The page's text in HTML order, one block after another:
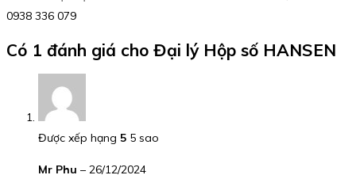
0938 336 079
Có 1 đánh giá cho Đại lý Hộp số HANSEN
Được xếp hạng 5 5 sao
Mr Phu – 26/12/2024